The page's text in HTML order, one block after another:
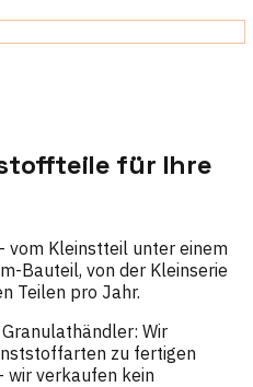
für Ihre
Kleinstteil unter einem
Bauteil, von der Kleinserie
Teilen pro Jahr.
Wir
zu fertigen
wir verkaufen kein